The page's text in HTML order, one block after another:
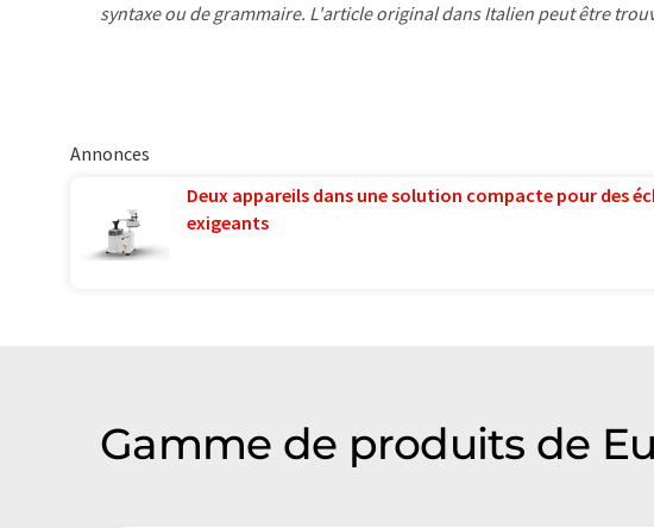
syntaxe ou de grammaire. L'article original dans Italien peut être
Annonces
Deux appareils dans une solution compacte pour des
exigeants
Gamme de produits de